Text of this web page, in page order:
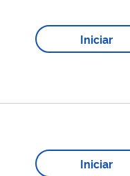
Iniciar
Iniciar